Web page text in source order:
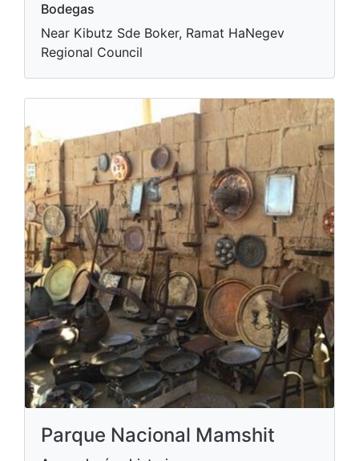
Bodegas
Near Kibutz Sde Boker, Ramat HaNegev
Regional Council
Parque Nacional Mamshit